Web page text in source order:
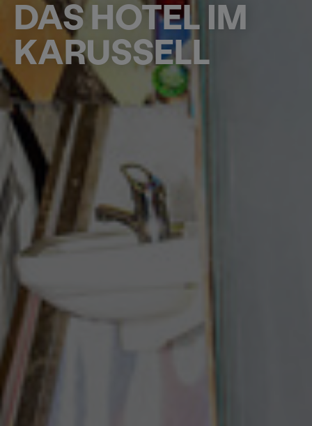
DAS HOTEL IM
KARUSSELL